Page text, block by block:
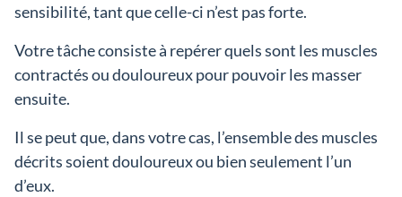
sensibilité, tant que celle-ci n’est pas forte.
Votre tâche consiste à repérer quels sont les muscles
contractés ou douloureux pour pouvoir les masser
ensuite.
Il se peut que, dans votre cas, l’ensemble des muscles
décrits soient douloureux ou bien seulement l’un
d’eux.